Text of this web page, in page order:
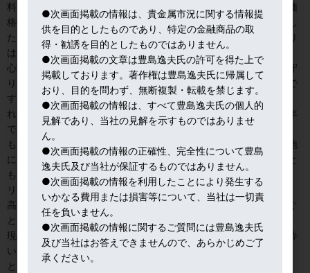
料視されませんが、ジワリ需給要因として効きます。足元でも金価
格軟調の最大要因かと思っています。昨日の記事は７－９月期でし
たが、１０－１２月期には更に急増しているでしょう。個人の売り
は価格が下がり始めたときに、ドサッと出る傾向があるからです。
心理として、急騰しているときは、どこまで上がるか期待して見守
り、ピークつけたかどうか、というタイミングで売り始めるもので
す。なお、今年前半はロックダウンでサプライチェーンも破断さ
れ、金を売るにも売れない状況でした。それゆえ、２０２０年通年
では、未だ増えていないと予測します。
もっぱら中国・インド・中東（ドバイ市場）がリサイクル中継基地
になっており、先進国でも金買い取りのインフラが構築されたこと
も重要です。
リサイクルの変動要因は価格効果と所得効果があります。
高値に誘われた売りが価格効果、懐が寂しくなると金を売って凌ぐ
というのが所得効果です。
現在は、金市場が２０００ドル突破ではしゃぎ過ぎた後の「二日酔
い」状態にあるので、熱気が冷め、売りが出やすい時期です。
とはいえ、安値圏では出遅れ組の買い、売って儲けた人の再参入
●次画面掲載の情報は、貴金属市況に関する情報提
供を目的としたものであり、特定の金融商品の取
得・勧誘を目的としたものではありません。
●次画面掲載の文章は豊島逸夫氏の許可を得た上で
掲載しております。著作権は豊島逸夫氏に帰属して
おり、目的を問わず、無断複製・転載を禁じます。
●次画面掲載の情報は、すべて豊島逸夫氏の個人的
見解であり、当社の見解を示すものではありませ
ん。
●次画面掲載の情報の正確性、完全性について豊島
逸夫氏及び当社が保証するものではありません。
●次画面掲載の情報を利用したことにより発生する
いかなる費用または損害等について、当社は一切責
任を負いません。
●次画面掲載の情報に関するご質問には豊島逸夫氏
及び当社はお答えできませんので、あらかじめご了
承ください。